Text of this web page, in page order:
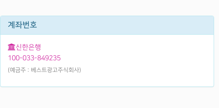
계좌번호
신한은행
100-033-849235
(예금주 : 베스트광고주식회사)